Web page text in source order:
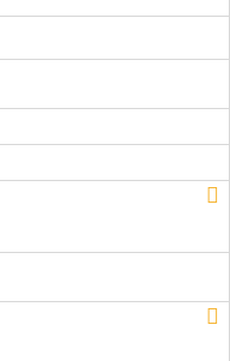


DE DOUCHE LP